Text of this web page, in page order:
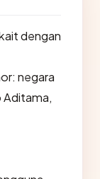
dengan
negara
Aditama,